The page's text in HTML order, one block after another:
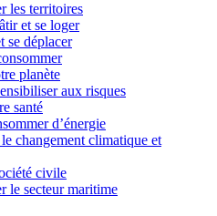
les territoires
et se loger
se déplacer
planète
aux risques
santé
d’énergie
changement climatique et
civile
le secteur maritime